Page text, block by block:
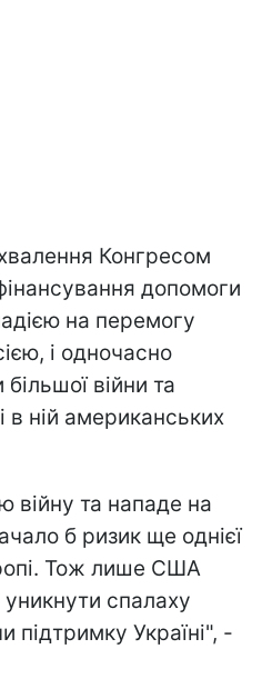
Конгресом
допомоги
на перемогу
і одночасно
війни та
в ній американських
та нападе на
б ризик ще однієї
Тож лише США
спалаху
підтримку Україні", -